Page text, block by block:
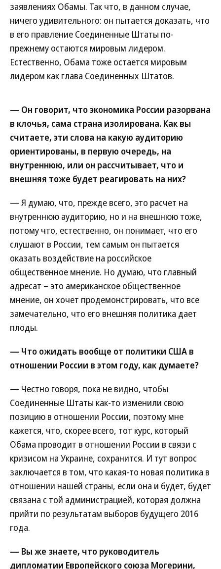
заявлениях Обамы. Так что, в данном случае,
ничего удивительного: он пытается доказать, что
в его правление Соединенные Штаты по-
прежнему остаются мировым лидером.
Естественно, Обама тоже остается мировым
лидером как глава Соединенных Штатов.
— Он говорит, что экономика России разорвана
в клочья, сама страна изолирована. Как вы
считаете, эти слова на какую аудиторию
ориентированы, в первую очередь, на
внутреннюю, или он рассчитывает, что и
внешняя тоже будет реагировать на них?
— Я думаю, что, прежде всего, это расчет на
внутреннюю аудиторию, но и на внешнюю тоже,
потому что, естественно, он понимает, что его
слушают в России, тем самым он пытается
оказать воздействие на российское
общественное мнение. Но думаю, что главный
адресат – это американское общественное
мнение, он хочет продемонстрировать, что все
замечательно, что его внешняя политика дает
плоды.
— Что ожидать вообще от политики США в
отношении России в этом году, как думаете?
— Честно говоря, пока не видно, чтобы
Соединенные Штаты как-то изменили свою
позицию в отношении России, поэтому мне
кажется, что, скорее всего, тот курс, который
Обама проводит в отношении России в связи с
кризисом на Украине, сохранится. И тут вопрос
заключается в том, что какая-то новая политика в
отношении нашей страны, если она и будет, будет
связана с той администрацией, которая должна
прийти по результатам выборов будущего 2016
года.
— Вы же знаете, что руководитель
дипломатии Европейского союза Могерини,